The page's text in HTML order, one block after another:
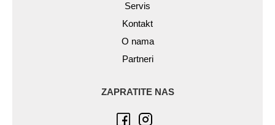
Servis
Kontakt
O nama
Partneri
ZAPRATITE NAS